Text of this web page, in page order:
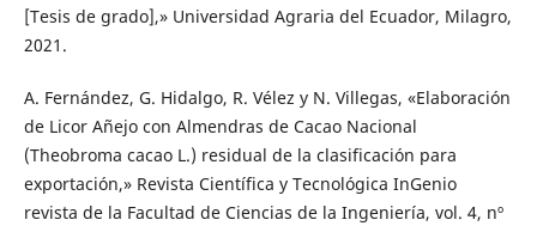
[Tesis de grado],» Universidad Agraria del Ecuador, Milagro,
2021.
A. Fernández, G. Hidalgo, R. Vélez y N. Villegas, «Elaboración
de Licor Añejo con Almendras de Cacao Nacional
(Theobroma cacao L.) residual de la clasificación para
exportación,» Revista Científica y Tecnológica InGenio
revista de la Facultad de Ciencias de la Ingeniería, vol. 4, nº